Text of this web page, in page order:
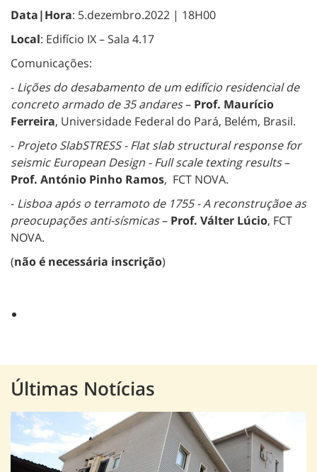
Data|Hora: 5.dezembro.2022 | 18H00
Local: Edifício IX – Sala 4.17
Comunicações:
- Lições do desabamento de um edifício residencial de
concreto armado de 35 andares– Prof. Maurício
Ferreira, Universidade Federal do Pará, Belém, Brasil.
- Projeto SlabSTRESS - Flat slab structural response for
seismic European Design - Full scale texting results–
Prof. António Pinho Ramos, FCT NOVA.
- Lisboa após o terramoto de 1755 - A reconstruçãoe as
preocupações anti-sísmicas– Prof. Válter Lúcio, FCT
NOVA.
(não é necessária inscrição)
Últimas Notícias